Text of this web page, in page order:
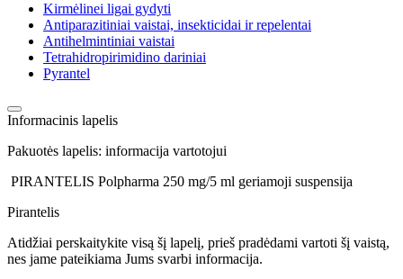
Kirmėlinei ligai gydyti
Antiparazitiniai vaistai, insekticidai ir repelentai
Antihelmintiniai vaistai
Tetrahidropirimidino dariniai
Pyrantel
Informacinis lapelis
Pakuotės lapelis: informacija vartotojui
PIRANTELIS Polpharma 250 mg/5 ml geriamoji suspensija
Pirantelis
Atidžiai perskaitykite visą šį lapelį, prieš pradėdami vartoti šį vaistą,
nes jame pateikiama Jums svarbi informacija.